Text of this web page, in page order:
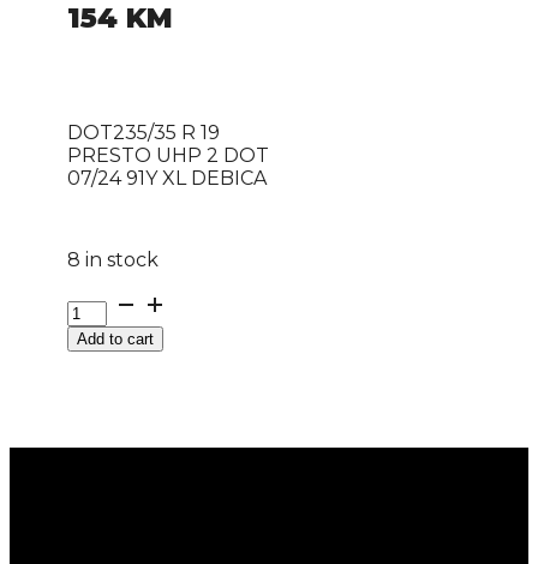
154 KM
DOT235/35 R 19
PRESTO UHP 2 DOT
07/24 91Y XL DEBICA
8 in stock
DOT235/35
R
19Add to cart